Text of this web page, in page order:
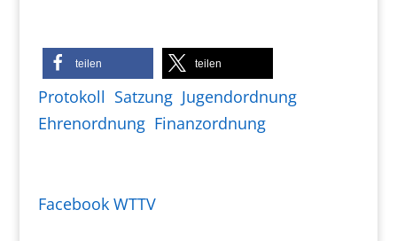
teilen teilen
Protokoll Satzung Jugendordnung
Ehrenordnung Finanzordnung
Facebook WTTV